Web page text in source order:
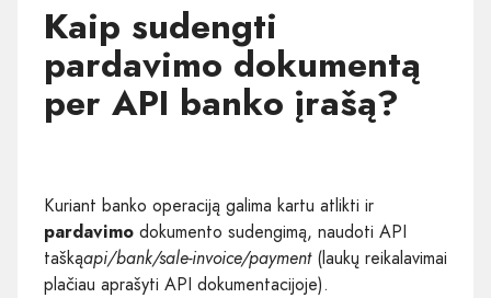
Kaip sudengti
pardavimo dokumentą
per API banko įrašą?
Kuriant banko operaciją galima kartu atlikti ir
pardavimo dokumento sudengimą, naudoti API
taškąapi/bank/sale-invoice/payment(laukų reikalavimai
plačiau aprašyti API dokumentacijoje).